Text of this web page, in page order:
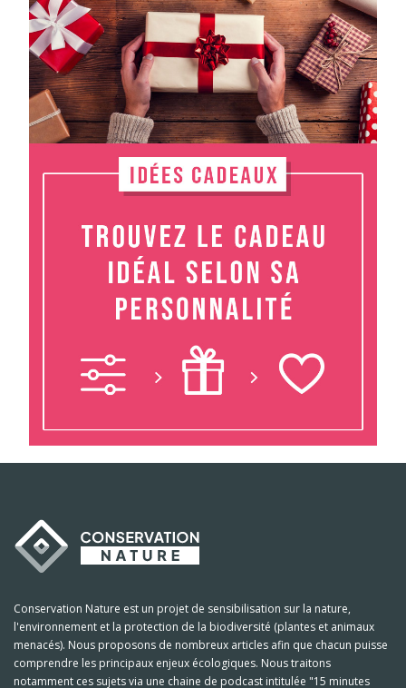
Conservation Nature est un projet de sensibilisation sur la nature,
l'environnement et la protection de la biodiversité (plantes et animaux
menacés). Nous proposons de nombreux articles afin que chacun puisse
comprendre les principaux enjeux écologiques. Nous traitons
notamment ces sujets via une chaine de podcast intitulée "15 minutes